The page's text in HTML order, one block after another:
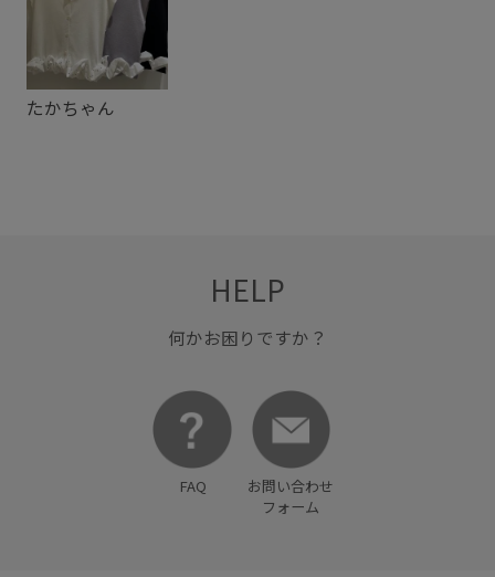
たかちゃん
HELP
何かお困りですか？
FAQ
お問い合わせ
フォーム